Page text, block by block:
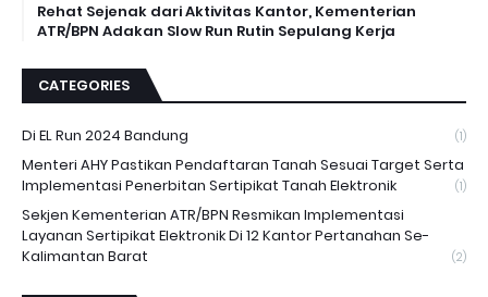
Rehat Sejenak dari Aktivitas Kantor, Kementerian
ATR/BPN Adakan Slow Run Rutin Sepulang Kerja
CATEGORIES
Di EL Run 2024 Bandung (1)
Menteri AHY Pastikan Pendaftaran Tanah Sesuai Target Serta
Implementasi Penerbitan Sertipikat Tanah Elektronik
(1)
Sekjen Kementerian ATR/BPN Resmikan Implementasi
Layanan Sertipikat Elektronik Di 12 Kantor Pertanahan Se-
Kalimantan Barat
(2)